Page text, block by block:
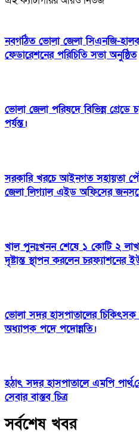
নবগঠিত ভোলা জেলা সিএনজি-
ফেডারেশনের পরিচিতি সভা অনুষ্ঠিত
ভোলা জেলা পরিষদে বিভিন্ন গ্রেডে
পর্যন্ত।
সরকারি খরচে আইনগত সহায়তা
জেলা লিগ্যাল এইড অফিসের
খাল পুনঃখনন শেষে ১ কোটি ২ লাখ
দৃষ্টান্ত স্থাপন করলেন
ভোলা সদর হাসপাতালের
অধ্যাপক পদে পদোন্নতি।
হঠাৎ সদর হাসপাতালে এমপি
সেবার বাস্তব চিত্র
সর্বশেষ খবর